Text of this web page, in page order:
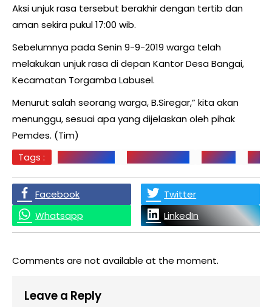
Aksi unjuk rasa tersebut berakhir dengan tertib dan
aman sekira pukul 17:00 wib.
Sebelumnya pada Senin 9-9-2019 warga telah
melakukan unjuk rasa di depan Kantor Desa Bangai,
Kecamatan Torgamba Labusel.
Menurut salah seorang warga, B.Siregar,” kita akan
menunggu, sesuai apa yang dijelaskan oleh pihak
Pemdes. (Tim)
Tags :
DESA BANGAI Labusel
Facebook
Twitter
Whatsapp
LinkedIn
Comments are not available at the moment.
Leave a Reply